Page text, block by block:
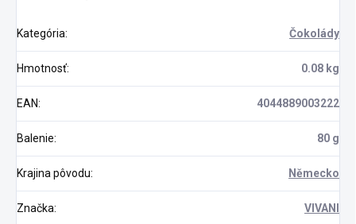
Kategória: Čokolády
Hmotnosť: 0.08 kg
EAN: 4044889003222
Balenie: 80 g
Krajina pôvodu: Německo
Značka: VIVANI